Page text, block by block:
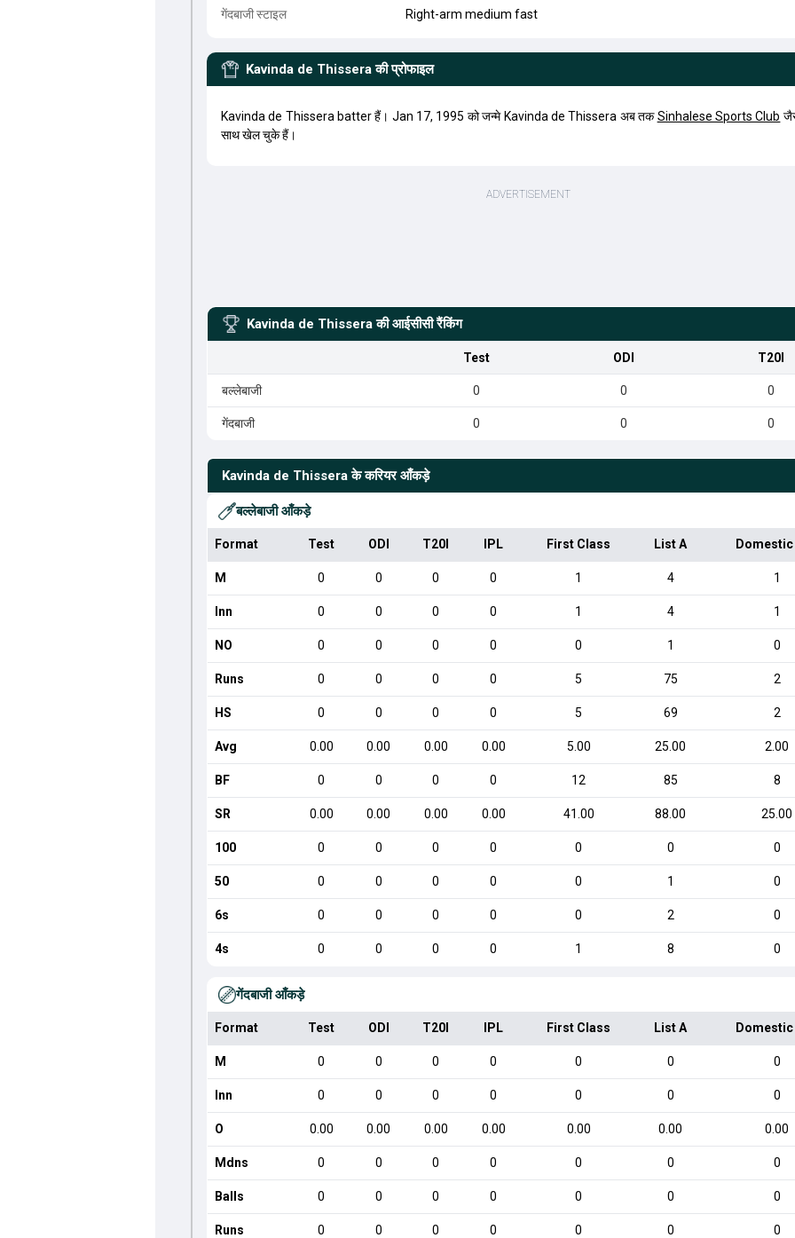
गेंदबाजी स्टाइल Right-arm medium fast
Kavinda de Thissera की प्रोफाइल
Kavinda de Thissera batter हैं। Jan 17, 1995 को जन्मे Kavinda de Thissera अब तकSinhalese Sports Club
साथ खेल चुके हैं।
Kavinda de Thissera की आईसीसी रैंकिंग
Test ODI T20I
बल्लेबाजी 0 0 0
गेंदबाजी 0 0 0
Kavinda de Thissera के करियर आँकड़े
बल्लेबाजी आँकड़े
Format Test ODI T20I IPL First Class List A
M 0 0 0 0 1 4 1
Inn 0 0 0 0 1 4 1
NO 0 0 0 0 0 1 0
Runs 0 0 0 0 5 75 2
HS 0 0 0 0 5 69 2
Avg 0.00 0.00 0.00 0.00 5.00 25.00 2.00
BF 0 0 0 0 12 85 8
SR 0.00 0.00 0.00 0.00 41.00 88.00 25.00
100 0 0 0 0 0 0 0
50 0 0 0 0 0 1 0
6s 0 0 0 0 0 2 0
4s 0 0 0 0 1 8 0
गेंदबाजी आँकड़े
Format Test ODI T20I IPL First Class List A
M 0 0 0 0 0 0 0
Inn 0 0 0 0 0 0 0
O 0.00 0.00 0.00 0.00 0.00 0.00 0.00
Mdns 0 0 0 0 0 0 0
Balls 0 0 0 0 0 0 0
Runs 0 0 0 0 0 0 0